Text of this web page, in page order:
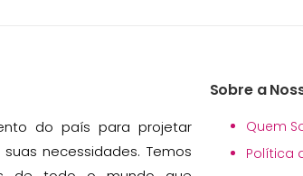
do país para projetar
necessidades. Temos
Sobre a
Quem
Política